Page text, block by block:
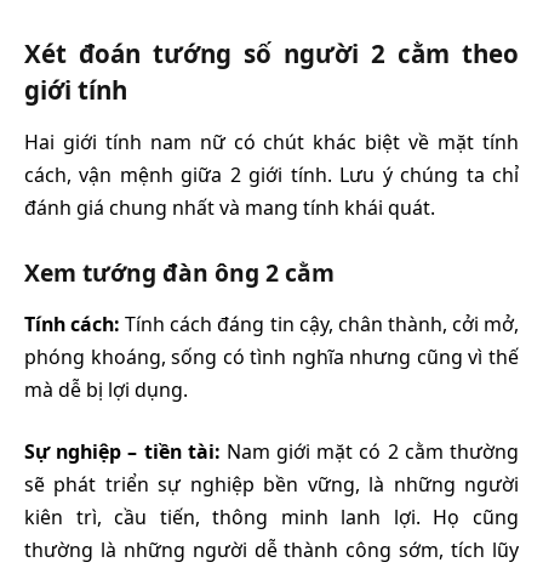
Xét đoán tướng số người 2 cằm theo
giới tính
Hai giới tính nam nữ có chút khác biệt về mặt tính
cách, vận mệnh giữa 2 giới tính. Lưu ý chúng ta chỉ
đánh giá chung nhất và mang tính khái quát.
Xem tướng đàn ông 2 cằm
Tính cách: Tính cách đáng tin cậy, chân thành, cởi mở,
phóng khoáng, sống có tình nghĩa nhưng cũng vì thế
mà dễ bị lợi dụng.
Sự nghiệp – tiền tài: Nam giới mặt có 2 cằm thường
sẽ phát triển sự nghiệp bền vững, là những người
kiên trì, cầu tiến, thông minh lanh lợi. Họ cũng
thường là những người dễ thành công sớm, tích lũy